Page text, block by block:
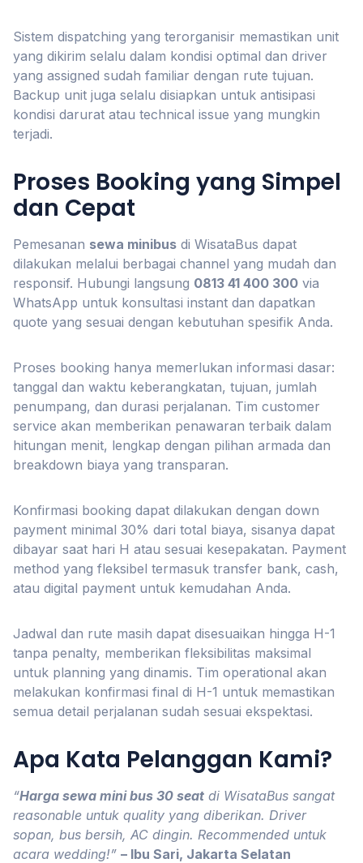
Sistem dispatching yang terorganisir memastikan unit
yang dikirim selalu dalam kondisi optimal dan driver
yang assigned sudah familiar dengan rute tujuan.
Backup unit juga selalu disiapkan untuk antisipasi
kondisi darurat atau technical issue yang mungkin
terjadi.
Proses Booking yang Simpel
dan Cepat
Pemesanan sewa minibus di WisataBus dapat
dilakukan melalui berbagai channel yang mudah dan
responsif. Hubungi langsung 0813 41 400 300 via
WhatsApp untuk konsultasi instant dan dapatkan
quote yang sesuai dengan kebutuhan spesifik Anda.
Proses booking hanya memerlukan informasi dasar:
tanggal dan waktu keberangkatan, tujuan, jumlah
penumpang, dan durasi perjalanan. Tim customer
service akan memberikan penawaran terbaik dalam
hitungan menit, lengkap dengan pilihan armada dan
breakdown biaya yang transparan.
Konfirmasi booking dapat dilakukan dengan down
payment minimal 30% dari total biaya, sisanya dapat
dibayar saat hari H atau sesuai kesepakatan. Payment
method yang fleksibel termasuk transfer bank, cash,
atau digital payment untuk kemudahan Anda.
Jadwal dan rute masih dapat disesuaikan hingga H-1
tanpa penalty, memberikan fleksibilitas maksimal
untuk planning yang dinamis. Tim operational akan
melakukan konfirmasi final di H-1 untuk memastikan
semua detail perjalanan sudah sesuai ekspektasi.
Apa Kata Pelanggan Kami?
“Harga sewa mini bus 30 seat di WisataBus sangat
reasonable untuk quality yang diberikan. Driver
sopan, bus bersih, AC dingin. Recommended untuk
acara wedding!” – Ibu Sari, Jakarta Selatan